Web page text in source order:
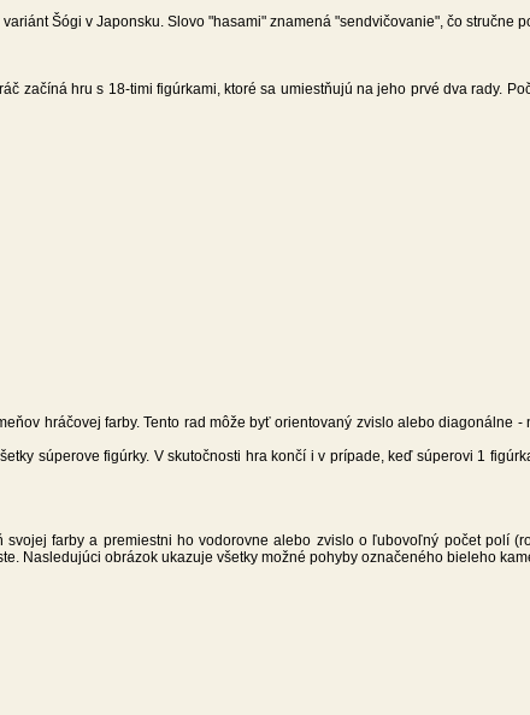
Šógi v Japonsku. Slovo "hasami" znamená "sendvičovanie", čo stručne
začíná hru s 18-timi figúrkami, ktoré sa umiestňujú na jeho prvé dva rady.
hráčovej farby. Tento rad môže byť orientovaný zvislo alebo diagonálne
súperove figúrky. V skutočnosti hra končí i v prípade, keď súperovi 1
farby a premiestni ho vodorovne alebo zvislo o ľubovoľný počet polí
Nasledujúci obrázok ukazuje všetky možné pohyby označeného bieleho